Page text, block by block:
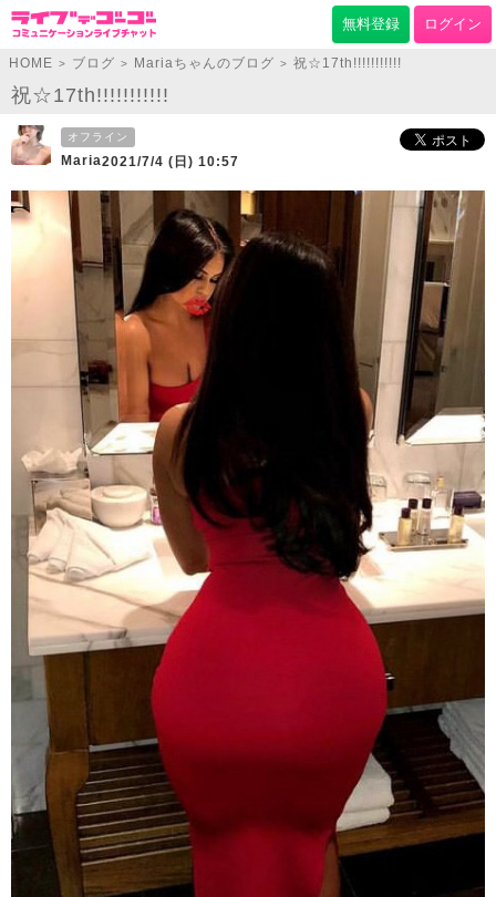
無料登録 ログイン
HOME > ブログ > Mariaちゃんのブログ > 祝☆17th!!!!!!!!!!!
祝☆17th!!!!!!!!!!!
オフライン
Maria2021/7/4 (日) 10:57